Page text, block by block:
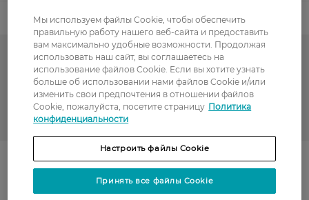
Код товара
Подарочная упаковка
Подарочные пакеты
Поділитись із друзями
Мы используем файлы Cookie, чтобы обеспечить
правильную работу нашего веб-сайта и предоставить
вам максимально удобные возможности. Продолжая
использовать наш сайт, вы соглашаетесь на
использование файлов Cookie. Если вы хотите узнать
больше об использовании нами файлов Cookie и/или
изменить свои предпочтения в отношении файлов
Cookie, пожалуйста, посетите страницу Политика
конфиденциальности
Настроить файлы Cookie
Принять все файлы Cookie